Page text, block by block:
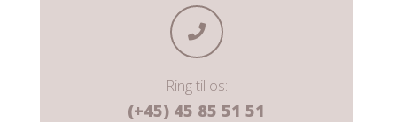
Ring til os:
(+45) 45 85 51 51